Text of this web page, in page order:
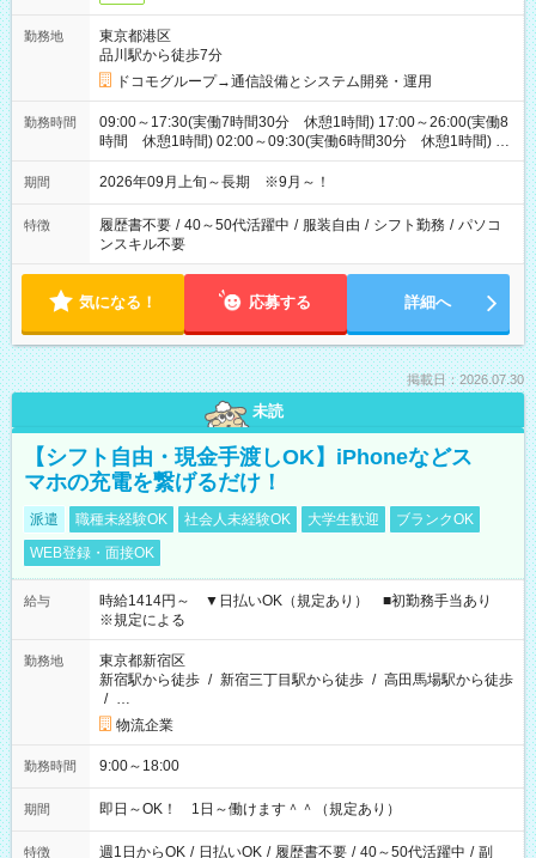
勤務地
東京都港区
品川駅から徒歩7分
ドコモグループ→通信設備とシステム開発・運用
勤務時間
09:00～17:30(実働7時間30分 休憩1時間) 17:00～26:00(実働8
時間 休憩1時間) 02:00～09:30(実働6時間30分 休憩1時間) ※
日勤は就業時間1/夜勤は就業時間2.3を連続で行って頂きます
期間 2026年09月上旬～長期 ※9月～！
特徴 履歴書不要 / 40～50代活躍中 / 服装自由 / シフト勤務 / パソコ
ンスキル不要
気になる！ 応募する 詳細へ
掲載日：2026.07.30
未読
【シフト自由・現金手渡しOK】iPhoneなどス
マホの充電を繋げるだけ！
派遣 職種未経験OK 社会人未経験OK 大学生歓迎
ブランクOK
WEB登録・面接OK
給与
時給1414円～ ▼日払いOK（規定あり） ■初勤務手当あり
※規定による
勤務地
東京都新宿区
新宿駅から徒歩 / 新宿三丁目駅から徒歩 / 高田馬場駅から徒歩
/ …
物流企業
勤務時間 9:00～18:00
期間 即日～OK！ 1日～働けます＾＾（規定あり）
特徴 週1日からOK / 日払いOK / 履歴書不要 / 40～50代活躍中 / 副